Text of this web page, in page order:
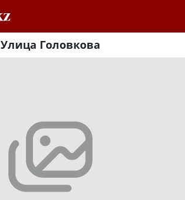
Улица Головкова